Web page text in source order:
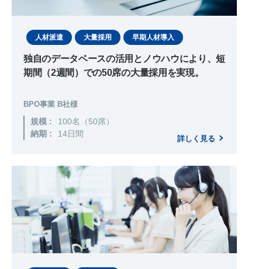
人材派遣 大量採用 早期人材導入
独自のデータベースの活用とノウハウにより、短
期間（2週間）での50席の大量採用を実現。
BPO事業 B社様
規模 :
100名（50席）
納期 :
14日間
詳しく見る